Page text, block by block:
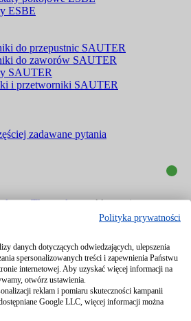
ESBE
do przepustnic SAUTER
do zaworów SAUTER
SAUTER
i przetworniki SAUTER
zadawane pytania
>Thermokon>Akcesoria
Polityka prywatności
danych dotyczących odwiedzających, ulepszenia
spersonalizowanych treści i zapewnienia Państwu
internetowej. Aby uzyskać więcej informacji na
otwórz ustawienia.
reklam i pomiaru skuteczności kampanii
Google LLC, więcej informacji można